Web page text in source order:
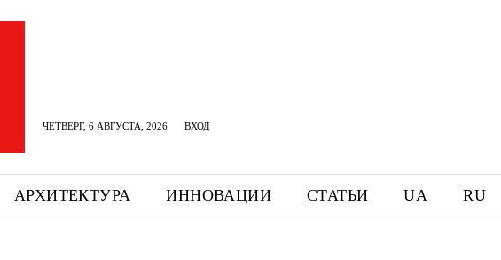
ЧЕТВЕРГ, 6 АВГУСТА, 2026 ВХОД
АРХИТЕКТУРА ИННОВАЦИИ СТАТЬИ UA RU